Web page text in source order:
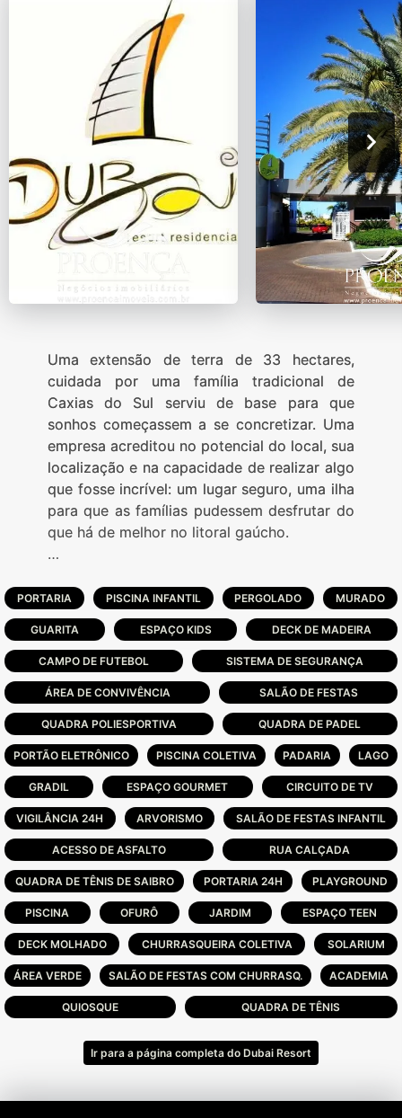
Uma extensão de terra de 33 hectares,
cuidada por uma família tradicional de
Caxias do Sul serviu de base para que
sonhos começassem a se concretizar. Uma
empresa acreditou no potencial do local, sua
localização e na capacidade de realizar algo
que fosse incrível: um lugar seguro, uma ilha
para que as famílias pudessem desfrutar do
que há de melhor no litoral gaúcho.
Dubai, uma ilha de segurança e conforto no
litoral norte gaúcho. Com 489 lotes, o
empreendimento em plena conformidade
com a legislação ambiental e
sustentabilidade é um porto seguro para os
condôminos desfrutarem de suas áreas
comuns e da convivência com pessoas de
bem.
Infra Estrutura:
Com isso, foi concebido o local ideal para
que as famílias aproveitem da infraestrutura
com total segurança e conforto e que
possam, em todos os meses do ano, serem
felizes.
Palm pool, quadra de futebol de areia,
quadra de vôlei de praia, espelho d'água
-Music Hall, sala de jogos, salão de festas,
PORTARIA PISCINA INFANTIL PERGOLADO MURADO
GUARITA ESPAÇO KIDS DECK DE MADEIRA
CAMPO DE FUTEBOL SISTEMA DE SEGURANÇA
ÁREA DE CONVIVÊNCIA SALÃO DE FESTAS
QUADRA POLIESPORTIVA QUADRA DE PADEL
PORTÃO ELETRÔNICO PISCINA COLETIVA PADARIA LAGO
GRADIL ESPAÇO GOURMET CIRCUITO DE TV
VIGILÂNCIA 24H ARVORISMO SALÃO DE FESTAS INFANTIL
ACESSO DE ASFALTO RUA CALÇADA
QUADRA DE TÊNIS DE SAIBRO PORTARIA 24H PLAYGROUND
PISCINA OFURÔ JARDIM ESPAÇO TEEN
DECK MOLHADO CHURRASQUEIRA COLETIVA SOLARIUM
ÁREA VERDE SALÃO DE FESTAS COM CHURRASQ. ACADEMIA
QUIOSQUE QUADRA DE TÊNIS
Ir para a página completa do Dubai Resort